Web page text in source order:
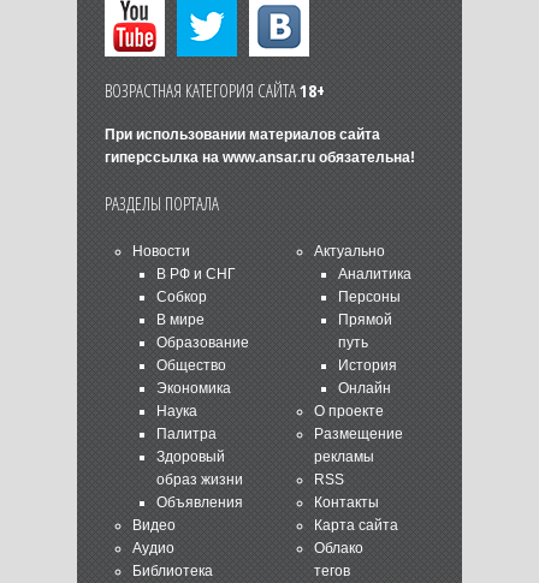
ВОЗРАСТНАЯ КАТЕГОРИЯ САЙТА18+
При использовании материалов сайта
гиперссылка на www.ansar.ruобязательна!
РАЗДЕЛЫ ПОРТАЛА
Новости
В РФ и СНГ
Собкор
В мире
Образование
Общество
Экономика
Наука
Палитра
Здоровый
образ жизни
Объявления
Видео
Аудио
Библиотека
Актуально
Аналитика
Персоны
Прямой
путь
История
Онлайн
О проекте
Размещение
рекламы
RSS
Контакты
Карта сайта
Облако
тегов